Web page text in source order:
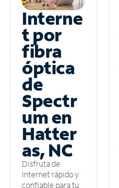
Interne
t por
fibra
óptica
de
Spectr
um en
Hatter
as, NC
Disfruta de
Internet rápido y
confiable para tu